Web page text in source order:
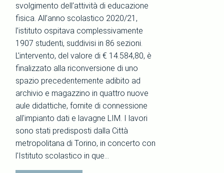
svolgimento dell’attività di educazione
fisica. All’anno scolastico 2020/21,
l’istituto ospitava complessivamente
1907 studenti, suddivisi in 86 sezioni.
L'intervento, del valore di € 14.584,80, è
finalizzato alla riconversione di uno
spazio precedentemente adibito ad
archivio e magazzino in quattro nuove
aule didattiche, fornite di connessione
all'impianto dati e lavagne LIM. I lavori
sono stati predisposti dalla Città
metropolitana di Torino, in concerto con
l'Istituto scolastico in que…